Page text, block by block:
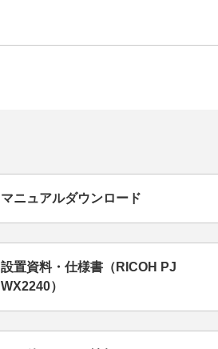
マニュアルダウンロード
設置資料・仕様書（RICOH PJ
WX2240）